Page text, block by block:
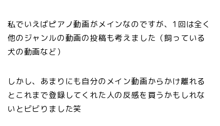
私でいえばピアノ動画がメインなのですが、1回は全く
他のジャンルの動画の投稿も考えました（飼っている
犬の動画など）
しかし、あまりにも自分のメイン動画からかけ離れる
とこれまで登録してくれた人の反感を買うかもしれな
いとビビりました笑